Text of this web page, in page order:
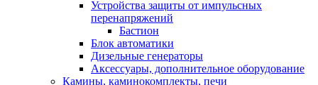
Устройства защиты от импульсных
перенапряжений
Бастион
Блок автоматики
Дизельные генераторы
Аксессуары, дополнительное оборудование
Камины, каминокомплекты, печи